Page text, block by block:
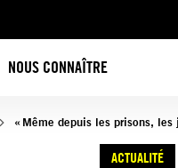
NOUS CONNAÎTRE
« Même depuis les prisons,
ACTUALITÉ